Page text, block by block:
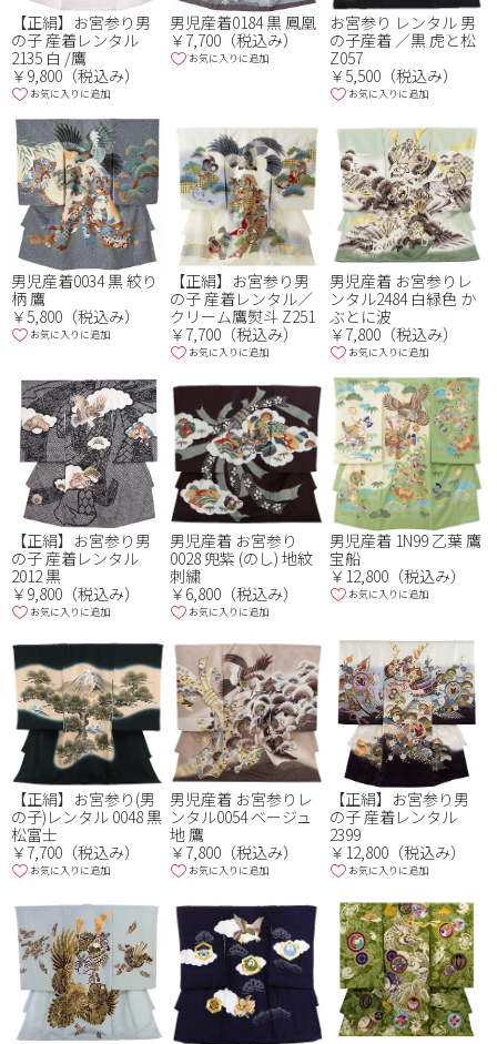
【正絹】お宮参り男
の子 産着レンタル
2135 白 /鷹
￥9,800（税込み）
お気に入りに追加
男児産着0184 黒 鳳凰
￥7,700（税込み）
お気に入りに追加
お宮参り レンタル 男
の子産着 ／黒 虎と松
Z057
￥5,500（税込み）
お気に入りに追加
男児産着0034 黒 絞り
柄 鷹
￥5,800（税込み）
お気に入りに追加
【正絹】お宮参り男
の子 産着レンタル／
クリーム鷹熨斗 Z251
￥7,700（税込み）
お気に入りに追加
男児産着 お宮参りレ
ンタル2484 白緑色 か
ぶとに波
￥7,800（税込み）
お気に入りに追加
【正絹】お宮参り男
の子 産着レンタル
2012 黒
￥9,800（税込み）
お気に入りに追加
男児産着 お宮参り
0028 兜紫 (のし) 地紋
刺繍
￥6,800（税込み）
お気に入りに追加
男児産着 1N99 乙葉 鷹
宝船
￥12,800（税込み）
お気に入りに追加
【正絹】お宮参り(男
の子)レンタル 0048 黒
松富士
￥7,700（税込み）
お気に入りに追加
男児産着 お宮参りレ
ンタル0054 ベージュ
地 鷹
￥7,800（税込み）
お気に入りに追加
【正絹】お宮参り男
の子 産着レンタル
2399
￥12,800（税込み）
お気に入りに追加